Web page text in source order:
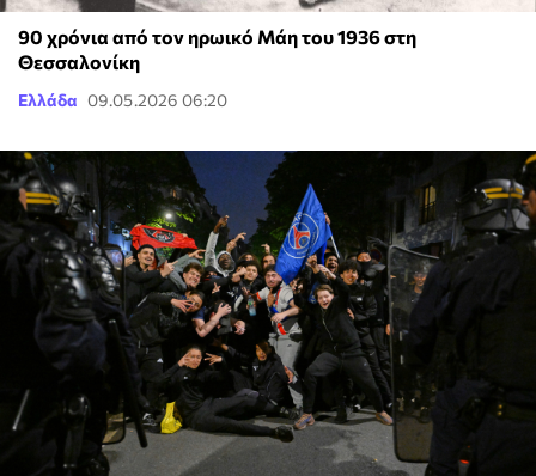
90 χρόνια από τον ηρωικό Μάη του 1936 στη
Θεσσαλονίκη
Ελλάδα 09.05.2026 06:20